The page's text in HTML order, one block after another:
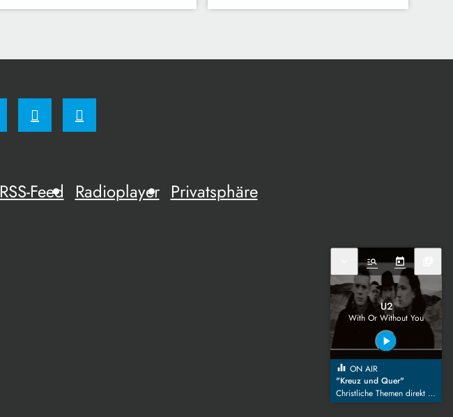
RSS-Feed Radioplayer Privatsphäre
manage_search today
U2
With Or Without You
play_arrow
equalizer ON AIR
"Kreuz und Quer"
Christliche Themen direkt aus Alltag und Leben mit Eranie Funderburk